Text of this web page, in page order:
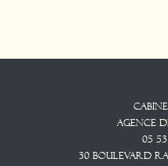
Agence
05
30 Boulevard